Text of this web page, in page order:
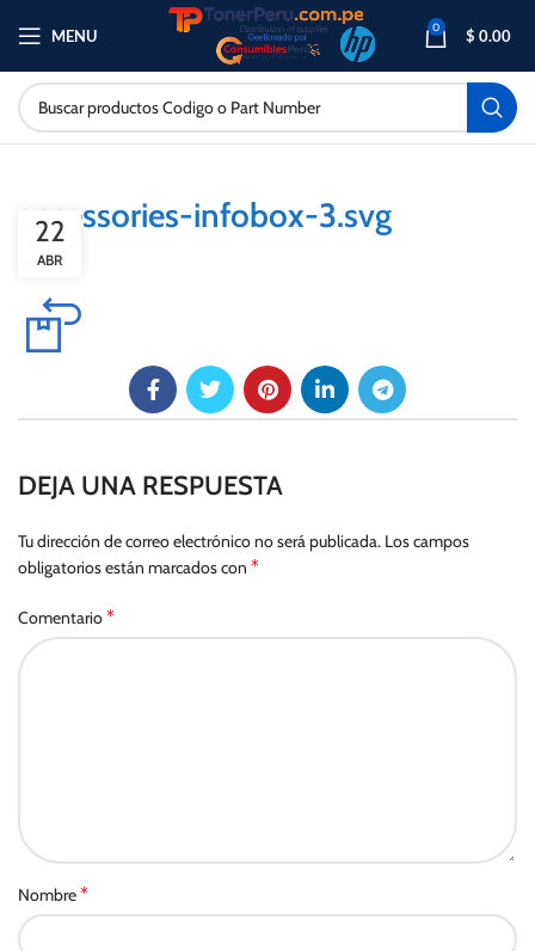
MENU 0 $ 0.00
accessories-infobox-3.svg
22
ABR
DEJA UNA RESPUESTA
Tu dirección de correo electrónico no será publicada. Los campos
obligatorios están marcados con *
Comentario*
Nombre*